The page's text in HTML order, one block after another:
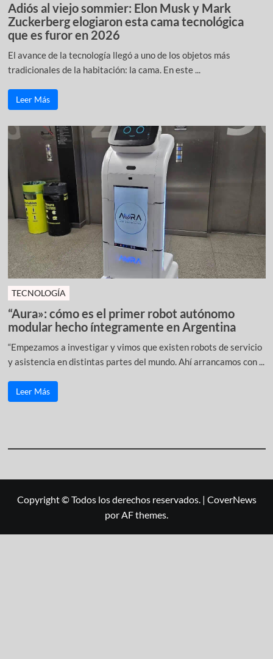
Adiós al viejo sommier: Elon Musk y Mark
Zuckerberg elogiaron esta cama tecnológica
que es furor en 2026
El avance de la tecnología llegó a uno de los objetos más
tradicionales de la habitación: la cama. En este ...
Leer Más
TECNOLOGÍA
“Aura»: cómo es el primer robot autónomo
modular hecho íntegramente en Argentina
“Empezamos a investigar y vimos que existen robots de servicio
y asistencia en distintas partes del mundo. Ahí arrancamos con ...
Leer Más
Copyright © Todos los derechos reservados. | CoverNews
por AF themes.